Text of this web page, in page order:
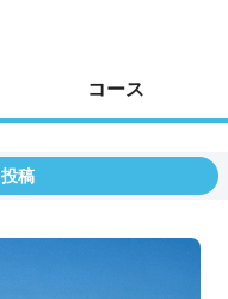
コース
投稿